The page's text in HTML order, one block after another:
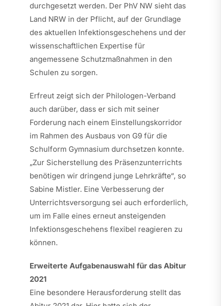
durchgesetzt werden. Der PhV NW sieht das
Land NRW in der Pflicht, auf der Grundlage
des aktuellen Infektionsgeschehens und der
wissenschaftlichen Expertise für
angemessene Schutzmaßnahmen in den
Schulen zu sorgen.
Erfreut zeigt sich der Philologen-Verband
auch darüber, dass er sich mit seiner
Forderung nach einem Einstellungskorridor
im Rahmen des Ausbaus von G9 für die
Schulform Gymnasium durchsetzen konnte.
„Zur Sicherstellung des Präsenzunterrichts
benötigen wir dringend junge Lehrkräfte“, so
Sabine Mistler. Eine Verbesserung der
Unterrichtsversorgung sei auch erforderlich,
um im Falle eines erneut ansteigenden
Infektionsgeschehens flexibel reagieren zu
können.
Erweiterte Aufgabenauswahl für das Abitur
2021
Eine besondere Herausforderung stellt das